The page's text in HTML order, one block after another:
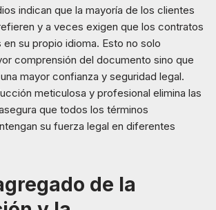
indican que la mayoría de los clientes
y a veces exigen que los contratos
su propio idioma. Esto no solo
comprensión del documento sino que
mayor confianza y seguridad legal.
meticulosa y profesional elimina las
que todos los términos
su fuerza legal en diferentes
de la